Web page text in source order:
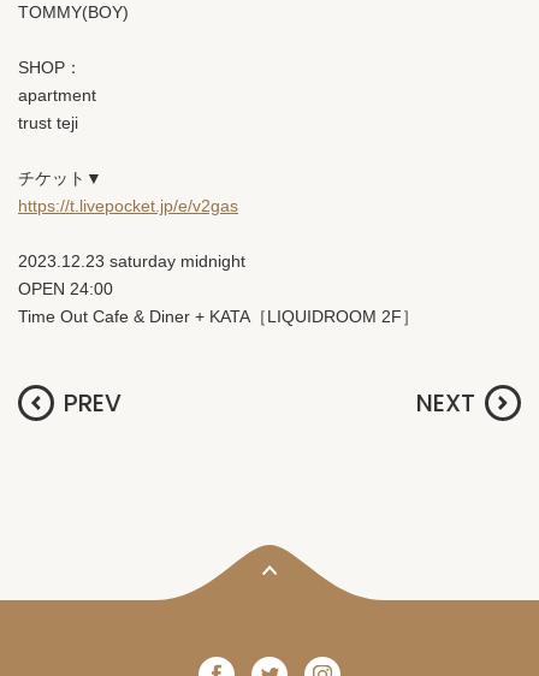
TOMMY(BOY)
SHOP：
apartment
trust teji
チケット▼
https://t.livepocket.jp/e/v2gas
2023.12.23 saturday midnight
OPEN 24:00
Time Out Cafe & Diner + KATA［LIQUIDROOM 2F］